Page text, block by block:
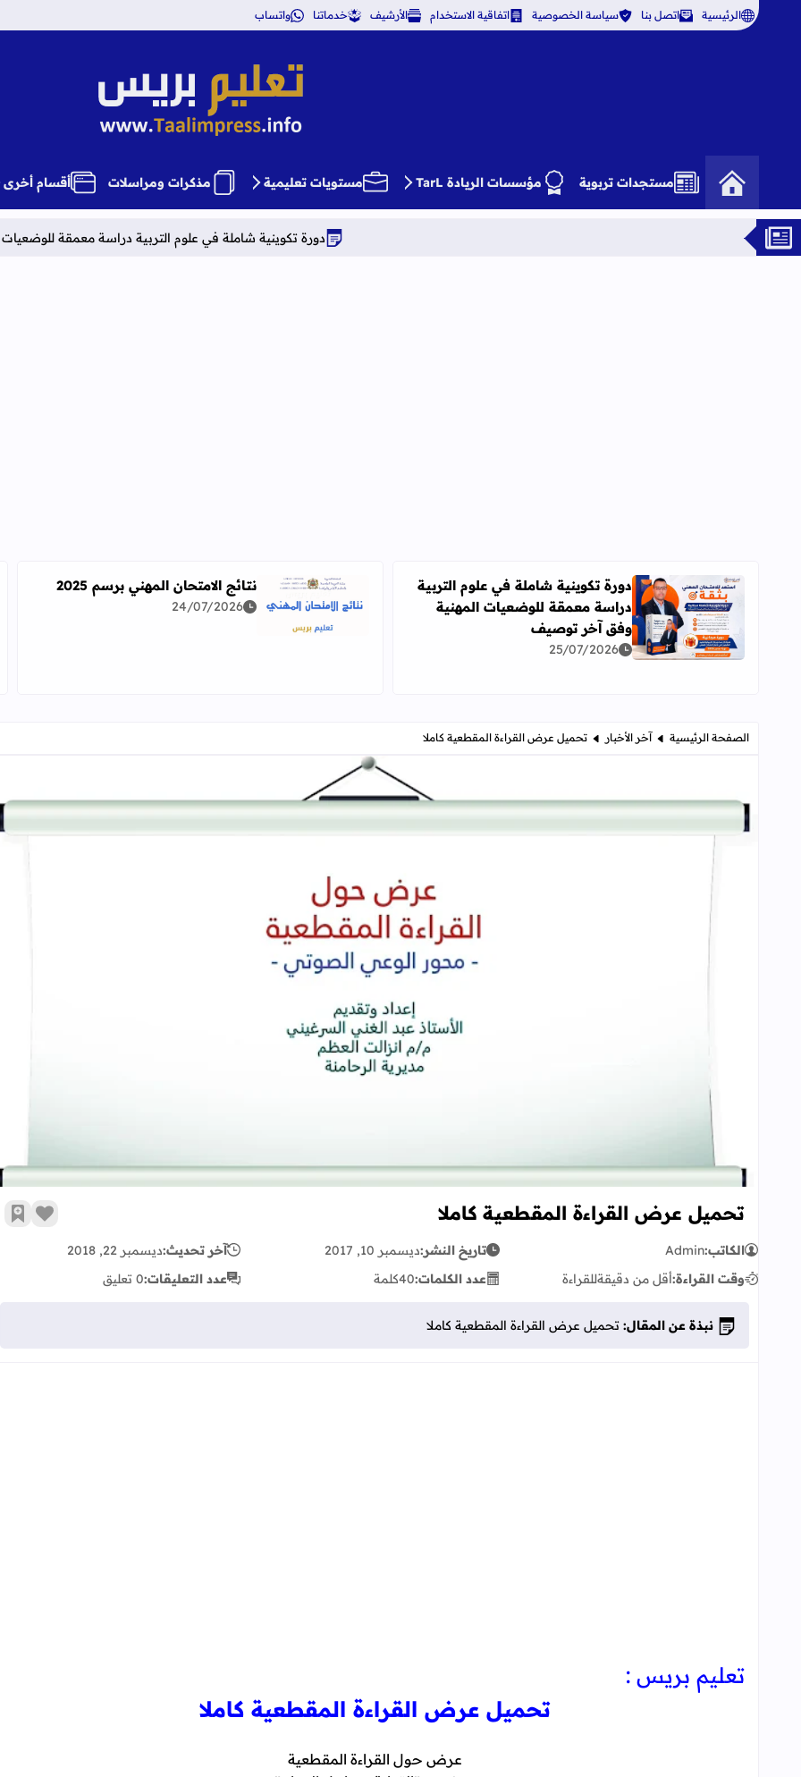
الرئيسية اتصل بنا سياسة الخصوصية اتفاقية الاستخدام الأرشيف خدماتنا واتساب
تعليم بريس TaalimPress
مستجدات تربوية مؤسسات الريادة TarL مستويات تعليمية مذكرات ومراسلات أقسام أخرى
دورة تكوينية شاملة في علوم التربية دراسة معمقة للوضعيات المهنية وفق
اقرأ المزيد عن دورة تكوينية شاملة في علوم التربية دراسة معمقة للوضعيات المهنية وفق آخر توصيف
دورة تكوينية شاملة في علوم التربية
دراسة معمقة للوضعيات المهنية
وفق آخر توصيف
25/07/2026
اقرأ المزيد عن نتائج الامتحان المهني برسم 2025
نتائج الامتحان المهني برسم 2025
24/07/2026
الصفحة الرئيسية آخر الأخبار تحميل عرض القراءة المقطعية كاملا
تحميل عرض القراءة المقطعية كاملا
تحميل عرض القراءة المقطعية كاملا زر
الكاتب:Admin تاريخ النشر:ديسمبر 10, 2017 آخر تحديث:ديسمبر 22, 2018
وقت القراءة:أقل من دقيقةللقراءة عدد الكلمات:40كلمة عدد التعليقات:0 تعليق
نبذة عن المقال: تحميل عرض القراءة المقطعية كاملا
تعليم بريس :
تحميل عرض القراءة المقطعية كاملا
عرض حول القراءة المقطعية